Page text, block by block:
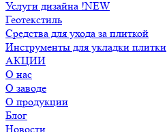
Услуги дизайна !NEW
Геотекстиль
Средства для ухода за плиткой
Инструменты для укладки плитки
АКЦИИ
О нас
О заводе
О продукции
Блог
Новости